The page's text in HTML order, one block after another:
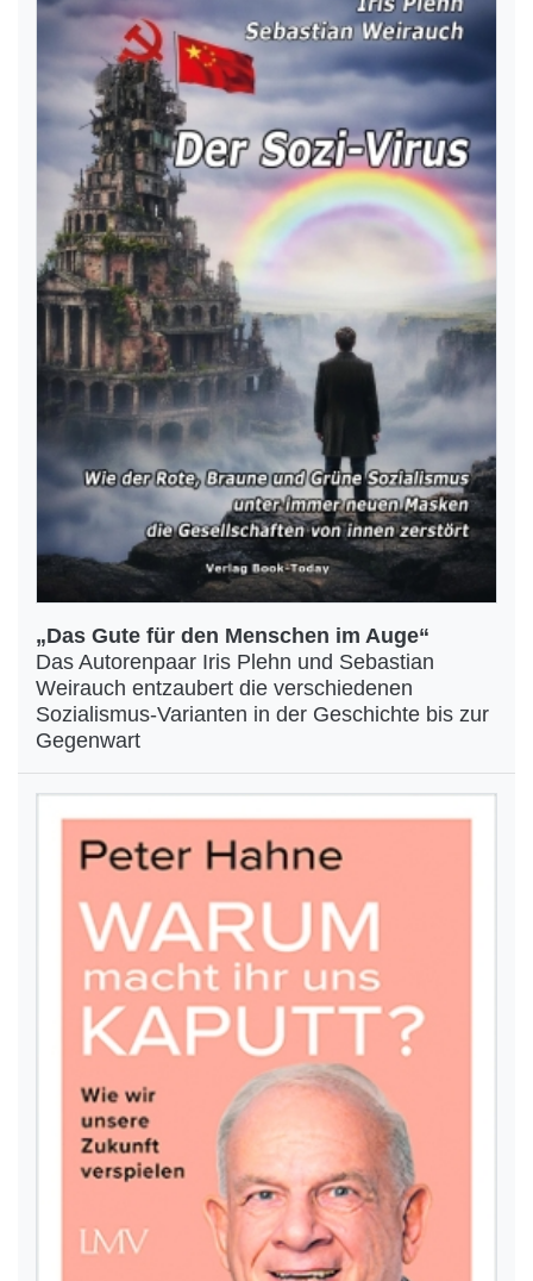
„Das Gute für den Menschen im Auge“
Das Autorenpaar Iris Plehn und Sebastian
Weirauch entzaubert die verschiedenen
Sozialismus-Varianten in der Geschichte bis zur
Gegenwart